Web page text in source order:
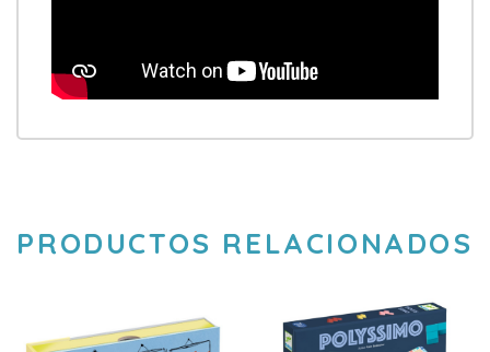
PRODUCTOS RELACIONADOS